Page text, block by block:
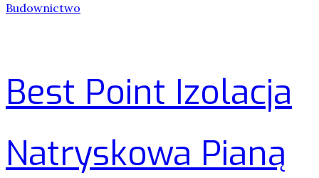
Budownictwo
Best Point Izolacja
Natryskowa Pianą